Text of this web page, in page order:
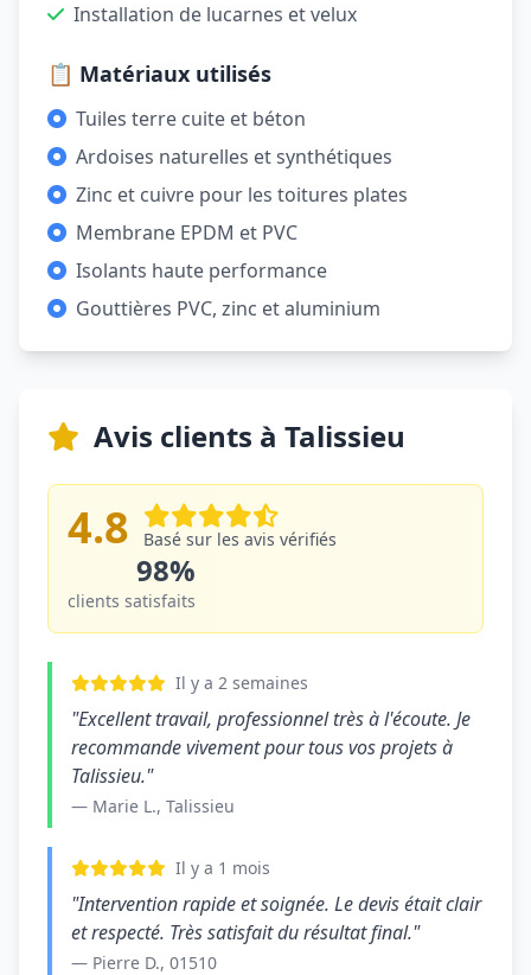
Installation de lucarnes et velux
📋 Matériaux utilisés
Tuiles terre cuite et béton
Ardoises naturelles et synthétiques
Zinc et cuivre pour les toitures plates
Membrane EPDM et PVC
Isolants haute performance
Gouttières PVC, zinc et aluminium
Avis clients à Talissieu
4.8 Basé sur les avis vérifiés
98%
clients satisfaits
Il y a 2 semaines
"Excellent travail, professionnel très à l'écoute. Je
recommande vivement pour tous vos projets à
Talissieu."
— Marie L., Talissieu
Il y a 1 mois
"Intervention rapide et soignée. Le devis était clair
et respecté. Très satisfait du résultat final."
— Pierre D., 01510